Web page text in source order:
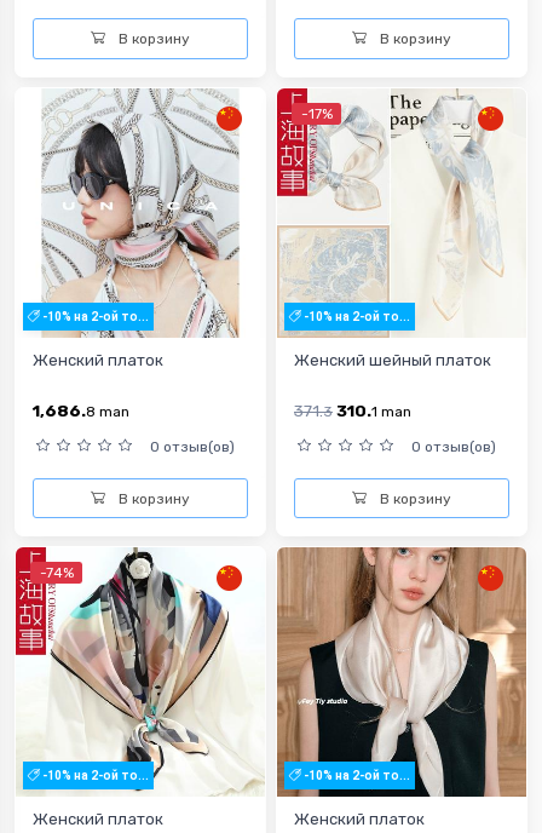
В корзину В корзину
-10% на 2-ой то...
Женский платок
1,686.8 man
0 отзыв(ов)
В корзину
-17%
-10% на 2-ой то...
Женский шейный платок
371.3 310.1 man
0 отзыв(ов)
В корзину
-74%
-10% на 2-ой то...
Женский платок
-10% на 2-ой то...
Женский платок